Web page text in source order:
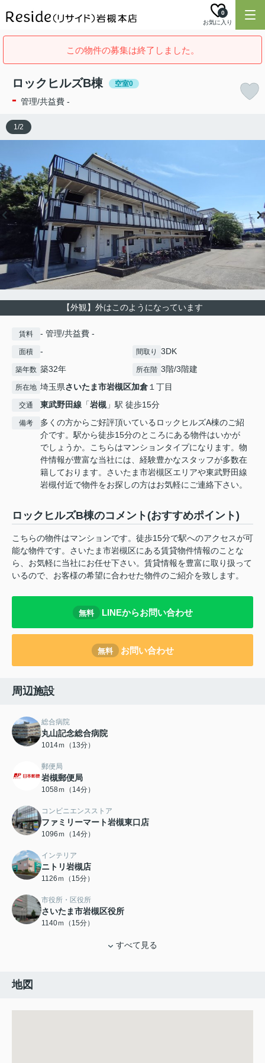
お気に入り
0
この物件の募集は終了しました。
ロックヒルズB棟 空室0
- 管理/共益費 -
【外観】外はこのようになっています
1/2
賃料 - 管理/共益費 -
面積 - 間取り 3DK
築年数 築32年 所在階 3階/3階建
所在地 埼玉県さいたま市岩槻区加倉１丁目
交通 東武野田線 「岩槻 」駅 徒歩15分
備考
多くの方からご好評頂いているロックヒルズA棟のご紹
介です。駅から徒歩15分のところにある物件はいかが
でしょうか。こちらはマンションタイプになります。物
件情報が豊富な当社には、経験豊かなスタッフが多数在
籍しております。さいたま市岩槻区エリアや東武野田線
岩槻付近で物件をお探しの方はお気軽にご連絡下さい。
ロックヒルズB棟のコメント(おすすめポイント)
こちらの物件はマンションです。徒歩15分で駅へのアクセスが可
能な物件です。さいたま市岩槻区にある賃貸物件情報のことな
ら、お気軽に当社にお任せ下さい。賃貸情報を豊富に取り扱って
いるので、お客様の希望に合わせた物件のご紹介を致します。
無料 LINEからお問い合わせ
無料 お問い合わせ
周辺施設
総合病院
丸山記念総合病院
1014ｍ（13分）
郵便局
岩槻郵便局
1058ｍ（14分）
コンビニエンスストア
ファミリーマート岩槻東口店
1096ｍ（14分）
インテリア
ニトリ岩槻店
1126ｍ（15分）
市役所・区役所
さいたま市岩槻区役所
1140ｍ（15分）
すべて見る
地図